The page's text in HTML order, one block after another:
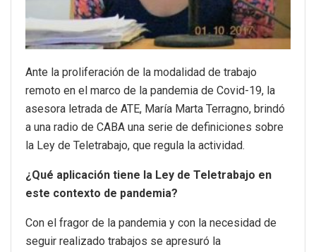
Ante la proliferación de la modalidad de trabajo
remoto en el marco de la pandemia de Covid-19, la
asesora letrada de ATE, María Marta Terragno, brindó
a una radio de CABA una serie de definiciones sobre
la Ley de Teletrabajo, que regula la actividad.
¿Qué aplicación tiene la Ley de Teletrabajo en
este contexto de pandemia?
Con el fragor de la pandemia y con la necesidad de
seguir realizado trabajos se apresuró la